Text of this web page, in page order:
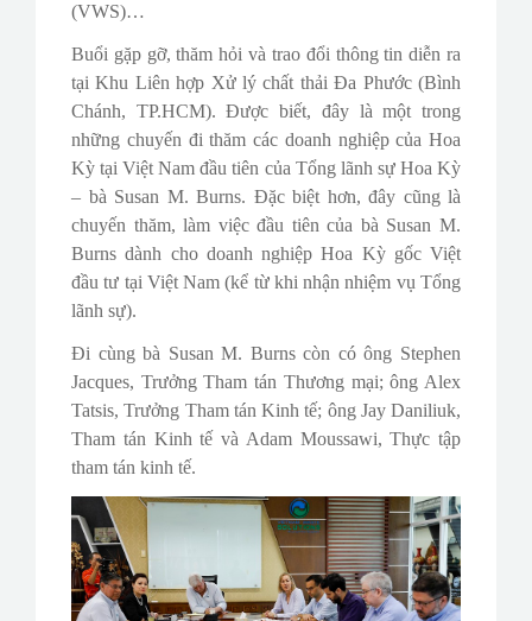
(VWS)…
Buổi gặp gỡ, thăm hỏi và trao đổi thông tin diễn ra
tại Khu Liên hợp Xử lý chất thải Đa Phước (Bình
Chánh, TP.HCM). Được biết, đây là một trong
những chuyến đi thăm các doanh nghiệp của Hoa
Kỳ tại Việt Nam đầu tiên của Tổng lãnh sự Hoa Kỳ
– bà Susan M. Burns. Đặc biệt hơn, đây cũng là
chuyến thăm, làm việc đầu tiên của bà Susan M.
Burns dành cho doanh nghiệp Hoa Kỳ gốc Việt
đầu tư tại Việt Nam (kể từ khi nhận nhiệm vụ Tổng
lãnh sự).
Đi cùng bà Susan M. Burns còn có ông Stephen
Jacques, Trưởng Tham tán Thương mại; ông Alex
Tatsis, Trưởng Tham tán Kinh tế; ông Jay Daniliuk,
Tham tán Kinh tế và Adam Moussawi, Thực tập
tham tán kinh tế.